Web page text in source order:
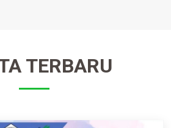
TERBARU